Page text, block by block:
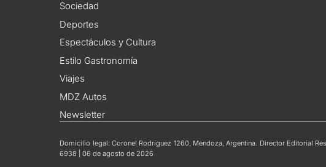
Sociedad
Deportes
Espectáculos y Cultura
Estilo Gastronomía
Viajes
MDZ Autos
Newsletter
Domicilio legal: Coronel Rodríguez 1260, Mendoza, Argentina. Director Editorial
6938 | 06 de agosto de 2026